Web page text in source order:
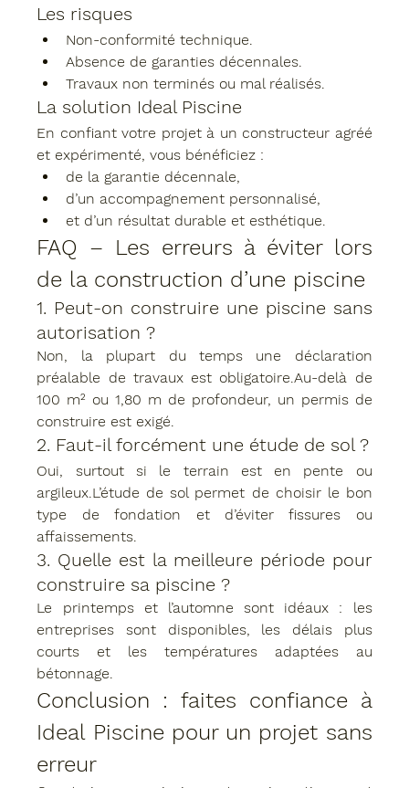
Les risques
Non-conformité technique.
Absence de garanties décennales.
Travaux non terminés ou mal réalisés.
La solution Ideal Piscine
En confiant votre projet à un constructeur agréé
et expérimenté, vous bénéficiez :
de la garantie décennale,
d’un accompagnement personnalisé,
et d’un résultat durable et esthétique.
FAQ – Les erreurs à éviter lors
de la construction d’une piscine
1. Peut-on construire une piscine sans
autorisation ?
Non, la plupart du temps une déclaration
préalable de travaux est obligatoire.Au-delà de
100 m² ou 1,80 m de profondeur, un permis de
construire est exigé.
2. Faut-il forcément une étude de sol ?
Oui, surtout si le terrain est en pente ou
argileux.L’étude de sol permet de choisir le bon
type de fondation et d’éviter fissures ou
affaissements.
3. Quelle est la meilleure période pour
construire sa piscine ?
Le printemps et l’automne sont idéaux : les
entreprises sont disponibles, les délais plus
courts et les températures adaptées au
bétonnage.
Conclusion : faites confiance à
Ideal Piscine pour un projet sans
erreur